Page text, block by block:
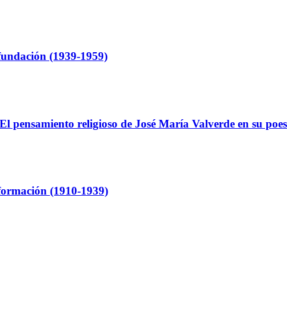
(1939-1959)
pensamiento religioso de José María Valverde en su
(1910-1939)